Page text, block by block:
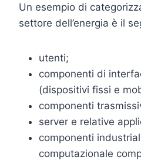
Un esempio di
settore dell’energia è il
utenti;
componenti di
(dispositivi fissi e
componenti
server e relative
componenti
computazionale